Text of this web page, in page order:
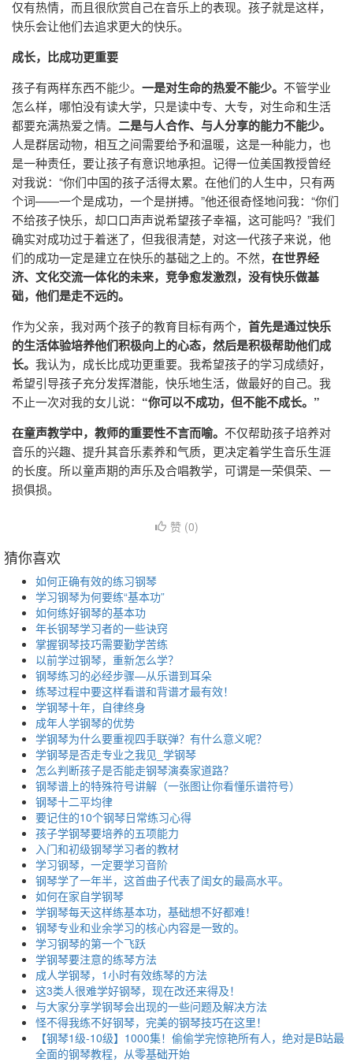
仅有热情，而且很欣赏自己在音乐上的表现。孩子就是这样，
快乐会让他们去追求更大的快乐。
成长，比成功更重要
孩子有两样东西不能少。 一是对生命的热爱不能少。 不管学业
怎么样，哪怕没有读大学，只是读中专、大专，对生命和生活
都要充满热爱之情。 二是与人合作、与人分享的能力不能少。
人是群居动物，相互之间需要给予和温暖，这是一种能力，也
是一种责任，要让孩子有意识地承担。记得一位美国教授曾经
对我说：“你们中国的孩子活得太累。在他们的人生中，只有两
个词——一个是成功，一个是拼搏。”他还很奇怪地问我：“你们
不给孩子快乐，却口口声声说希望孩子幸福，这可能吗？”我们
确实对成功过于着迷了，但我很清楚，对这一代孩子来说，他
们的成功一定是建立在快乐的基础之上的。不然， 在世界经
济、文化交流一体化的未来，竞争愈发激烈，没有快乐做基
础，他们是走不远的。
作为父亲，我对两个孩子的教育目标有两个， 首先是通过快乐
的生活体验培养他们积极向上的心态，然后是积极帮助他们成
长。 我认为，成长比成功更重要。我希望孩子的学习成绩好，
希望引导孩子充分发挥潜能，快乐地生活，做最好的自己。我
不止一次对我的女儿说： “你可以不成功，但不能不成长。”
在童声教学中，教师的重要性不言而喻。 不仅帮助孩子培养对
音乐的兴趣、提升其音乐素养和气质，更决定着学生音乐生涯
的长度。所以童声期的声乐及合唱教学，可谓是一荣俱荣、一
损俱损。
赞 (0)
猜你喜欢
如何正确有效的练习钢琴
学习钢琴为何要练“基本功”
如何练好钢琴的基本功
年长钢琴学习者的一些诀窍
掌握钢琴技巧需要勤学苦练
以前学过钢琴，重新怎么学？
钢琴练习的必经步骤—从乐谱到耳朵
练琴过程中要这样看谱和背谱才最有效！
学钢琴十年，自律终身
成年人学钢琴的优势
学钢琴为什么要重视四手联弹？有什么意义呢？
学钢琴是否走专业之我见_学钢琴
怎么判断孩子是否能走钢琴演奏家道路？
钢琴谱上的特殊符号讲解（一张图让你看懂乐谱符号）
钢琴十二平均律
要记住的10个钢琴日常练习心得
孩子学钢琴要培养的五项能力
入门和初级钢琴学习者的教材
学习钢琴，一定要学习音阶
钢琴学了一年半，这首曲子代表了闺女的最高水平。
如何在家自学钢琴
学钢琴每天这样练基本功，基础想不好都难！
钢琴专业和业余学习的核心内容是一致的。
学习钢琴的第一个飞跃
学钢琴要注意的练琴方法
成人学钢琴，1小时有效练琴的方法
这3类人很难学好钢琴，现在改还来得及！
与大家分享学钢琴会出现的一些问题及解决方法
怪不得我练不好钢琴，完美的钢琴技巧在这里！
【钢琴1级-10级】1000集！偷偷学完惊艳所有人，绝对是B站最
全面的钢琴教程，从零基础开始